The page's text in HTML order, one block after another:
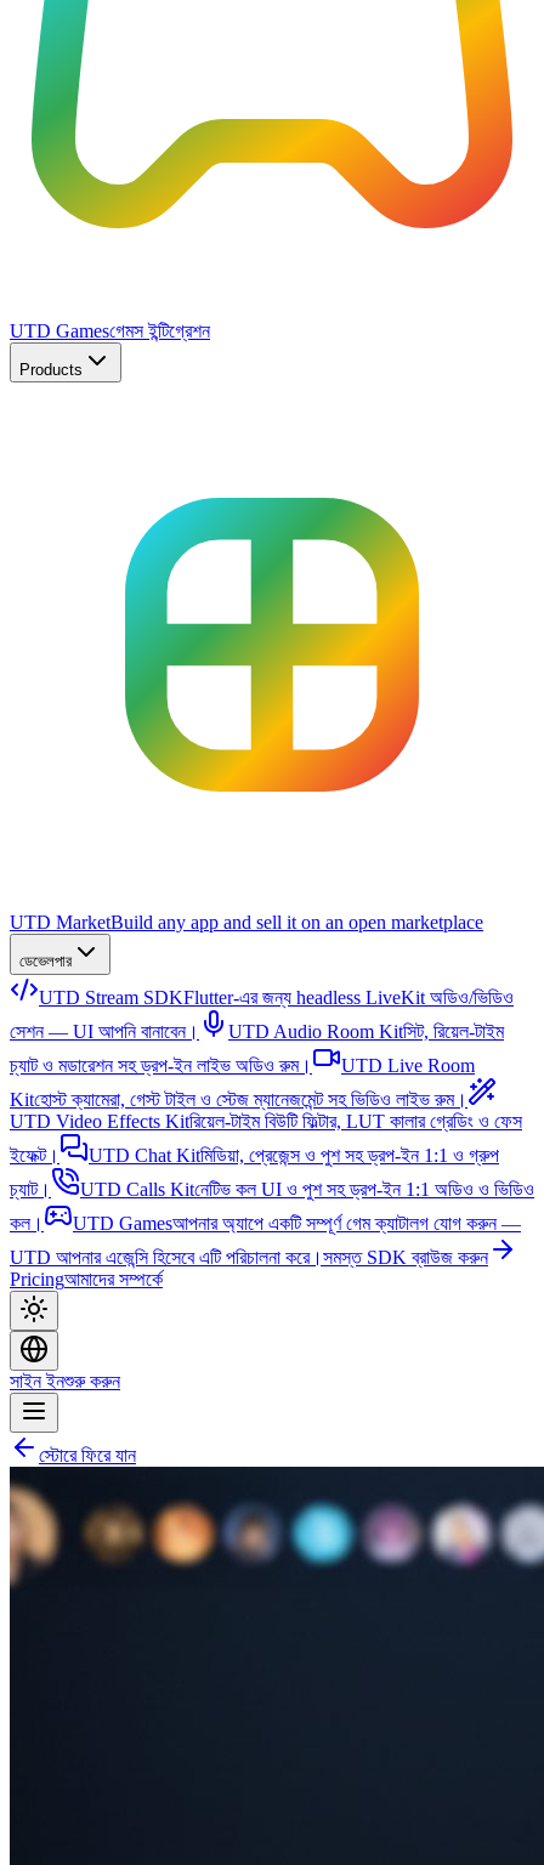
UTD Gamesগেমস ইন্টিগ্রেশন
Products
UTD MarketBuild any app and sell it on an open marketplace
ডেভেলপার
UTD Stream SDKFlutter-এর জন্য headless LiveKit অডিও/ভিডিও
সেশন — UI আপনি বানাবেন।
UTD Audio Room Kitসিট, রিয়েল-টাইম
চ্যাট ও মডারেশন সহ ড্রপ-ইন লাইভ অডিও রুম।
UTD Live Room
Kitহোস্ট ক্যামেরা, গেস্ট টাইল ও স্টেজ ম্যানেজমেন্ট সহ ভিডিও লাইভ রুম।
UTD Video Effects Kitরিয়েল-টাইম বিউটি ফিল্টার, LUT কালার গ্রেডিং ও ফেস
ইফেক্ট।
UTD Chat Kitমিডিয়া, প্রেজেন্স ও পুশ সহ ড্রপ-ইন 1:1 ও গ্রুপ
চ্যাট।
UTD Calls Kitনেটিভ কল UI ও পুশ সহ ড্রপ-ইন 1:1 অডিও ও ভিডিও
কল।
UTD Gamesআপনার অ্যাপে একটি সম্পূর্ণ গেম ক্যাটালগ যোগ করুন —
UTD আপনার এজেন্সি হিসেবে এটি পরিচালনা করে। সমস্ত SDK ব্রাউজ করুন
Pricingআমাদের সম্পর্কে
সাইন ইনশুরু করুন
স্টোরে ফিরে যান